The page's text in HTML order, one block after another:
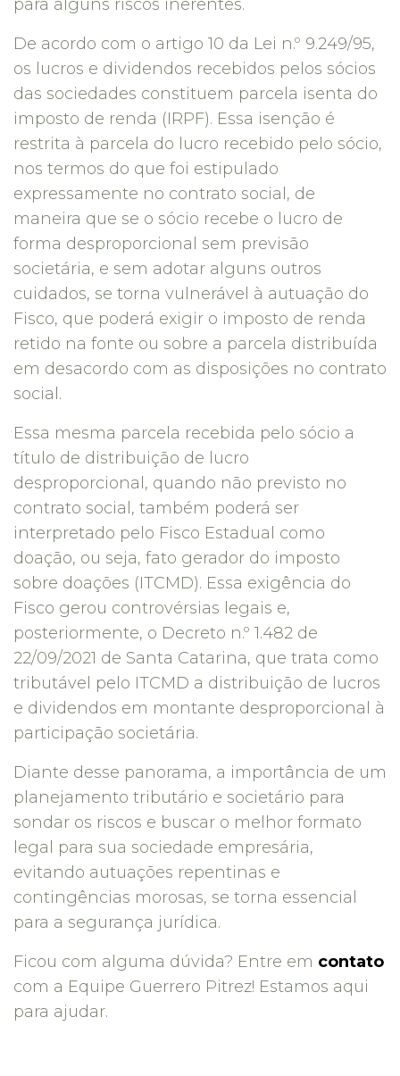
para alguns riscos inerentes.
De acordo com o artigo 10 da Lei n.º 9.249/95,
os lucros e dividendos recebidos pelos sócios
das sociedades constituem parcela isenta do
imposto de renda (IRPF). Essa isenção é
restrita à parcela do lucro recebido pelo sócio,
nos termos do que foi estipulado
expressamente no contrato social, de
maneira que se o sócio recebe o lucro de
forma desproporcional sem previsão
societária, e sem adotar alguns outros
cuidados, se torna vulnerável à autuação do
Fisco, que poderá exigir o imposto de renda
retido na fonte ou sobre a parcela distribuída
em desacordo com as disposições no contrato
social.
Essa mesma parcela recebida pelo sócio a
título de distribuição de lucro
desproporcional, quando não previsto no
contrato social, também poderá ser
interpretado pelo Fisco Estadual como
doação, ou seja, fato gerador do imposto
sobre doações (ITCMD). Essa exigência do
Fisco gerou controvérsias legais e,
posteriormente, o Decreto n.º 1.482 de
22/09/2021 de Santa Catarina, que trata como
tributável pelo ITCMD a distribuição de lucros
e dividendos em montante desproporcional à
participação societária.
Diante desse panorama, a importância de um
planejamento tributário e societário para
sondar os riscos e buscar o melhor formato
legal para sua sociedade empresária,
evitando autuações repentinas e
contingências morosas, se torna essencial
para a segurança jurídica.
Ficou com alguma dúvida? Entre em contato
com a Equipe Guerrero Pitrez! Estamos aqui
para ajudar.